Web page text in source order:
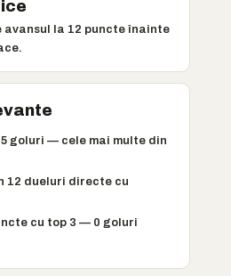
la 12 puncte înainte
goluri — cele mai multe din
12 dueluri directe cu
cu top 3 — 0 goluri